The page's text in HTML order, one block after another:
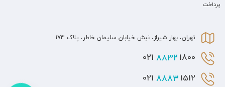
پرداخت
تهران، بهار شیراز، نبش خیابان سلیمان خاطر، پلاک 173
8832 1800 021
8883 1512 021